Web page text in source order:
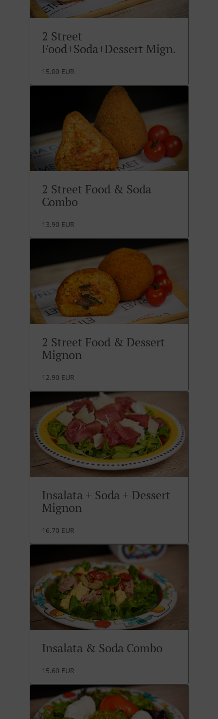
2 Street
Food+Soda+Dessert Mign.
15.00 EUR
2 Street Food & Soda
Combo
13.90 EUR
2 Street Food & Dessert
Mignon
12.90 EUR
Insalata + Soda + Dessert
Mignon
16.70 EUR
Insalata & Soda Combo
15.60 EUR